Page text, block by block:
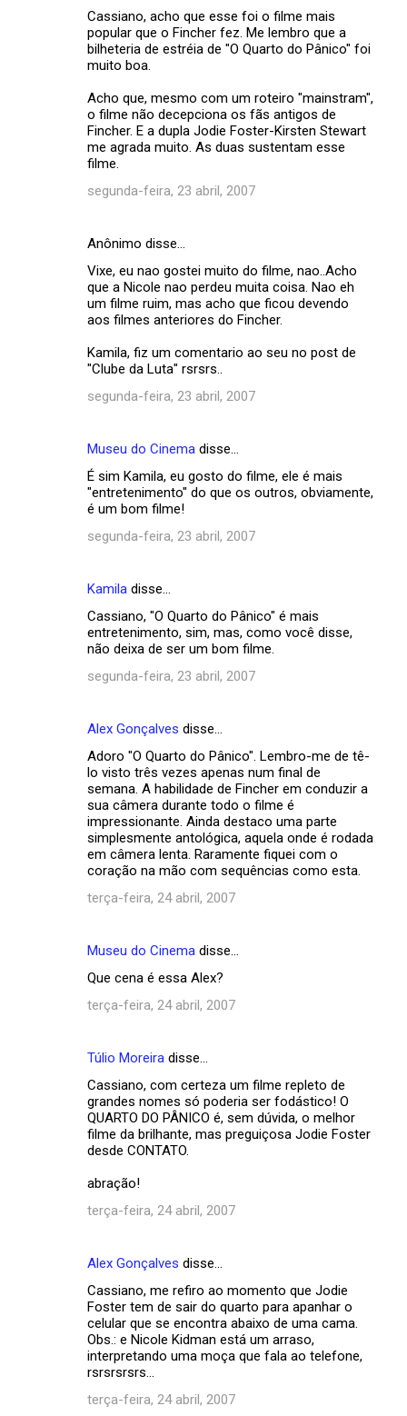
Cassiano, acho que esse foi o filme mais
popular que o Fincher fez. Me lembro que a
bilheteria de estréia de "O Quarto do Pânico" foi
muito boa.
Acho que, mesmo com um roteiro "mainstram",
o filme não decepciona os fãs antigos de
Fincher. E a dupla Jodie Foster-Kirsten Stewart
me agrada muito. As duas sustentam esse
filme.
segunda-feira, 23 abril, 2007
Anônimo disse…
Vixe, eu nao gostei muito do filme, nao..Acho
que a Nicole nao perdeu muita coisa. Nao eh
um filme ruim, mas acho que ficou devendo
aos filmes anteriores do Fincher.
Kamila, fiz um comentario ao seu no post de
"Clube da Luta" rsrsrs..
segunda-feira, 23 abril, 2007
Museu do Cinema disse…
É sim Kamila, eu gosto do filme, ele é mais
"entretenimento" do que os outros, obviamente,
é um bom filme!
segunda-feira, 23 abril, 2007
Kamila disse…
Cassiano, "O Quarto do Pânico" é mais
entretenimento, sim, mas, como você disse,
não deixa de ser um bom filme.
segunda-feira, 23 abril, 2007
Alex Gonçalves disse…
Adoro "O Quarto do Pânico". Lembro-me de tê-
lo visto três vezes apenas num final de
semana. A habilidade de Fincher em conduzir a
sua câmera durante todo o filme é
impressionante. Ainda destaco uma parte
simplesmente antológica, aquela onde é rodada
em câmera lenta. Raramente fiquei com o
coração na mão com sequências como esta.
terça-feira, 24 abril, 2007
Museu do Cinema disse…
Que cena é essa Alex?
terça-feira, 24 abril, 2007
Túlio Moreira disse…
Cassiano, com certeza um filme repleto de
grandes nomes só poderia ser fodástico! O
QUARTO DO PÂNICO é, sem dúvida, o melhor
filme da brilhante, mas preguiçosa Jodie Foster
desde CONTATO.
abração!
terça-feira, 24 abril, 2007
Alex Gonçalves disse…
Cassiano, me refiro ao momento que Jodie
Foster tem de sair do quarto para apanhar o
celular que se encontra abaixo de uma cama.
Obs.: e Nicole Kidman está um arraso,
interpretando uma moça que fala ao telefone,
rsrsrsrsrs...
terça-feira, 24 abril, 2007